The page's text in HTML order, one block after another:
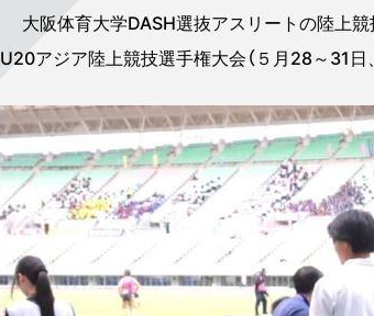
大阪体育大学DASH選抜アスリートの陸上競
U20アジア陸上競技選手権大会（５月28～31